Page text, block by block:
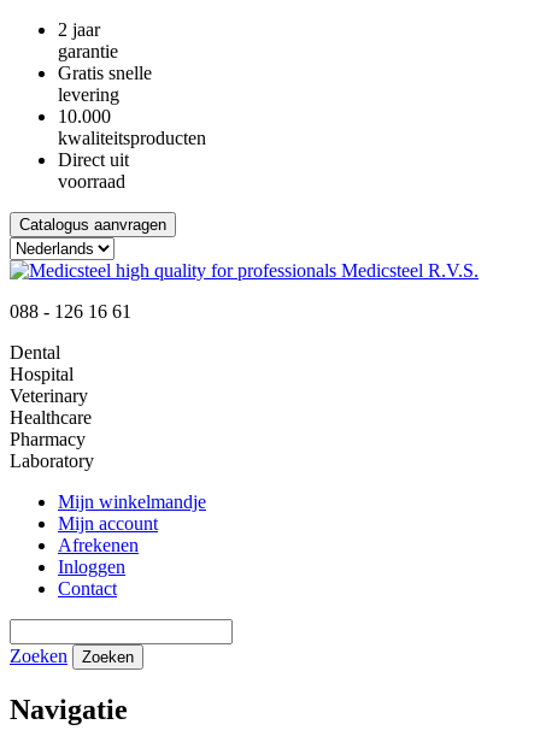
2 jaar
garantie
Gratis snelle
levering
10.000
kwaliteitsproducten
Direct uit
voorraad
Catalogus aanvragen
088 - 126 16 61
Dental
Hospital
Veterinary
Healthcare
Pharmacy
Laboratory
Mijn winkelmandje
Mijn account
Afrekenen
Inloggen
Contact
Zoeken Zoeken
Navigatie